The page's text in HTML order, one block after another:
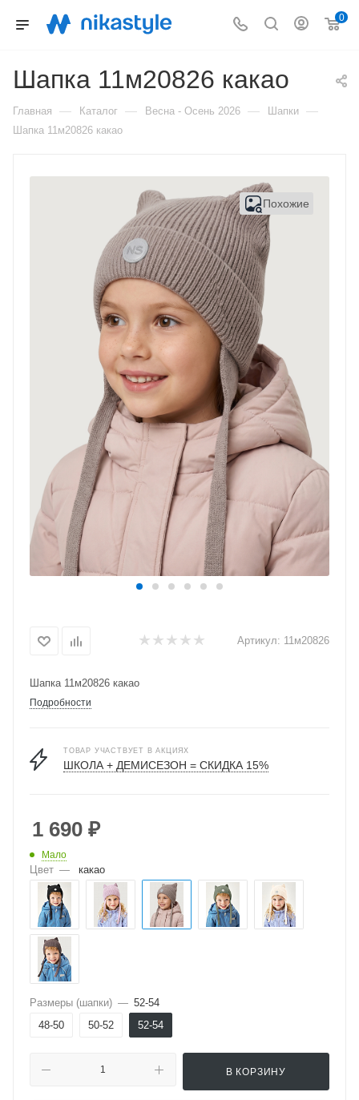
0
Шапка 11м20826 какао
Главная — Каталог — Весна - Осень 2026 — Шапки —
Шапка 11м20826 какао
Похожие
Артикул: 11м20826
Шапка 11м20826 какао
Подробности
ТОВАР УЧАСТВУЕТ В АКЦИЯХ
ШКОЛА + ДЕМИСЕЗОН = СКИДКА 15%
1 690 ₽
Мало
Цвет — какао
Размеры (шапки) — 52-54
48-50
50-52 52-54
В КОРЗИНУ